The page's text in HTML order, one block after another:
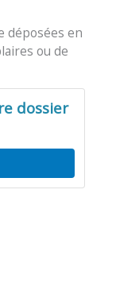
déposées en
ou de
dossier